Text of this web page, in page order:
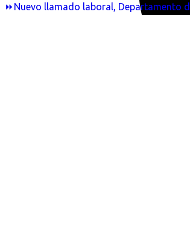
⏩Nuevo llamado laboral, Departamento